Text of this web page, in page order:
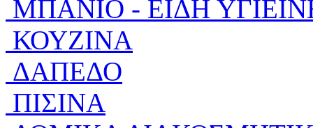
ΜΠΑΝΙΟ - ΕΙΔΗ
ΚΟΥΖΙΝΑ
ΔΑΠΕΔΟ
ΠΙΣΙΝΑ